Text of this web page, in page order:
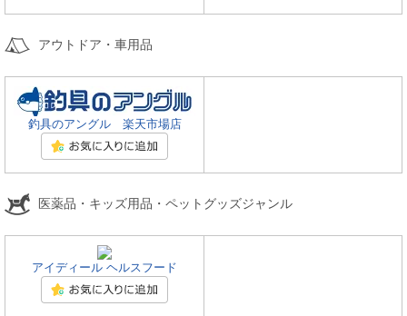
アウトドア・車用品
釣具のアングル 楽天市場店
医薬品・キッズ用品・ペットグッズジャンル
アイディール ヘルスフード